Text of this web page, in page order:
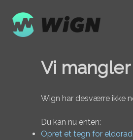
Vi
Wign har desværre ikke
Du kan nu enten:
Opret et tegn for